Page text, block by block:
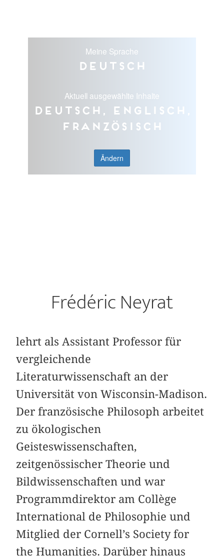
Meine Sprache
Deutsch
Aktuell ausgewählte Inhalte
Deutsch, Englisch,
Französisch
Ändern
Frédéric Neyrat
lehrt als Assistant Professor für
vergleichende
Literaturwissenschaft an der
Universität von Wisconsin-Madison.
Der französische Philosoph arbeitet
zu ökologischen
Geisteswissenschaften,
zeitgenössischer Theorie und
Bildwissenschaften und war
Programmdirektor am Collège
International de Philosophie und
Mitglied der Cornell’s Society for
the Humanities. Darüber hinaus